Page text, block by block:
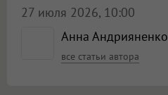
Анна Андрияненко
все статьи автора
27 июля 2026, 10:00